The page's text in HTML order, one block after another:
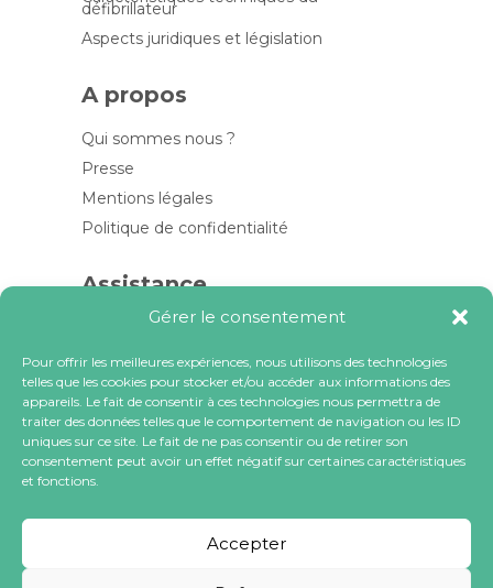
Gérer le consentement
Pour offrir les meilleures expériences, nous utilisons des technologies
telles que les cookies pour stocker et/ou accéder aux informations des
appareils. Le fait de consentir à ces technologies nous permettra de
traiter des données telles que le comportement de navigation ou les ID
uniques sur ce site. Le fait de ne pas consentir ou de retirer son
consentement peut avoir un effet négatif sur certaines caractéristiques
et fonctions.
Accepter
défibrillateur
Aspects juridiques et législation
A propos
Qui sommes nous ?
Presse
Mentions légales
Politique de confidentialité
Assistance
Contactez-nous
FAQ
Blog
Contactez-nous
contact@locacoeur.com
(+33) 0806 079 112